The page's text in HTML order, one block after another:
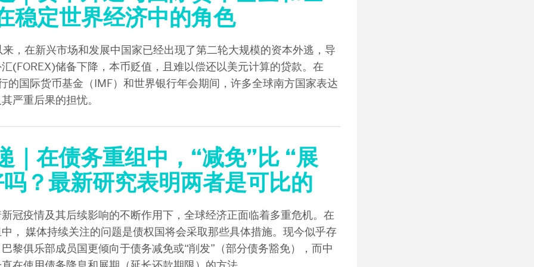
稳定世界经济中的角色
，在新兴市场和发展中国家已经出现了第二轮大规模的资本外逃，导
(FOREX)储备下降，本币贬值，且难以偿还以美元计算的贷款。在
的国际货币基金（IMF）和世界银行年会期间，许多全球南方国家表达
严重后果的担忧。
｜在债务重组中，“减免”比 “展
？最新研究表明两者是可比的
冠疫情及其后续影响的不断作用下，全球经济正面临着多重危机。在
， 媒体持续关注的问题是债权国将会采取那些具体措施。现今似乎存
黎俱乐部成员国更倾向于债务减免或“削发”（部分债务豁免），而中